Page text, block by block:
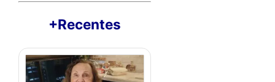
+Recentes